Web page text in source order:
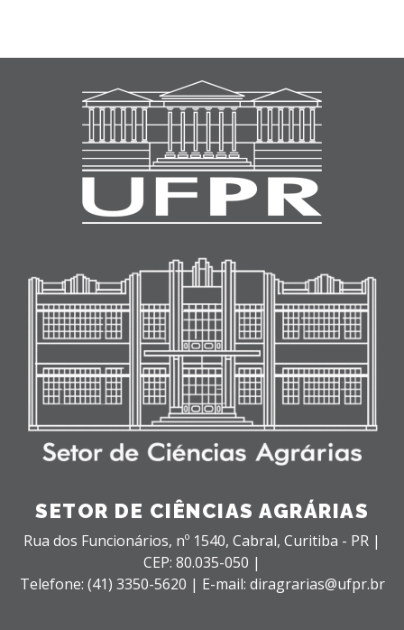
SETOR DE CIÊNCIAS AGRÁRIAS
Rua dos Funcionários, nº 1540, Cabral, Curitiba - PR |
CEP: 80.035-050 |
Telefone: (41) 3350-5620 | E-mail: diragrarias@ufpr.br